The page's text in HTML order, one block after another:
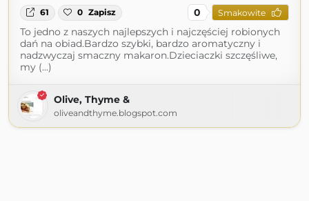
61 0 Zapisz 0 Smakowite
To jedno z naszych najlepszych i najczęściej robionych
dań na obiad.Bardzo szybki, bardzo aromatyczny i
nadzwyczaj smaczny makaron.Dzieciaczki szczęśliwe,
my (...)
Olive, Thyme &
oliveandthyme.blogspot.com